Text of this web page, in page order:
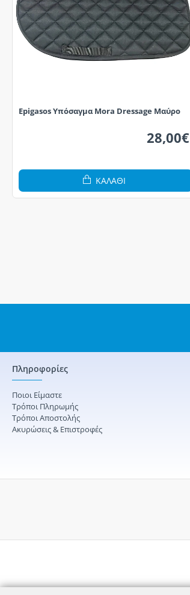
Epigasos Υπόσαγμα Mora Dressage Μαύρο
28,00€
ΚΑΛΆΘΙ
Πληροφορίες
Ποιοι Είμαστε
Τρόποι Πληρωμής
Τρόποι Αποστολής
Ακυρώσεις & Επιστροφές